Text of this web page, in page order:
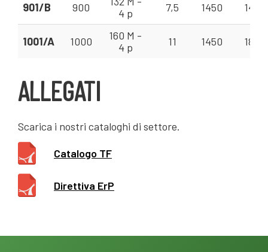
901/B 900
4 p
7,5 1450 14 -
1001/A 1000
160 M -
4 p
11 1450 18 -
ALLEGATI
Scarica i nostri cataloghi di settore.
Catalogo TF
Direttiva ErP